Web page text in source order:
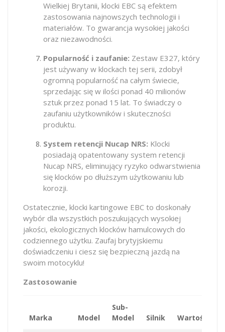
Wielkiej Brytanii, klocki EBC są efektem
zastosowania najnowszych technologii i
materiałów. To gwarancja wysokiej jakości
oraz niezawodności.
Popularność i zaufanie: Zestaw E327, który
jest używany w klockach tej serii, zdobył
ogromną popularność na całym świecie,
sprzedając się w ilości ponad 40 milionów
sztuk przez ponad 15 lat. To świadczy o
zaufaniu użytkowników i skuteczności
produktu.
System retencji Nucap NRS: Klocki
posiadają opatentowany system retencji
Nucap NRS, eliminujący ryzyko odwarstwienia
się klocków po dłuższym użytkowaniu lub
korozji.
Ostatecznie, klocki kartingowe EBC to doskonały
wybór dla wszystkich poszukujących wysokiej
jakości, ekologicznych klocków hamulcowych do
codziennego użytku. Zaufaj brytyjskiemu
doświadczeniu i ciesz się bezpieczną jazdą na
swoim motocyklu!
Zastosowanie
Marka Model
Sub-
Model
Silnik Wartość